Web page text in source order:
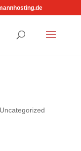
Uncategorized